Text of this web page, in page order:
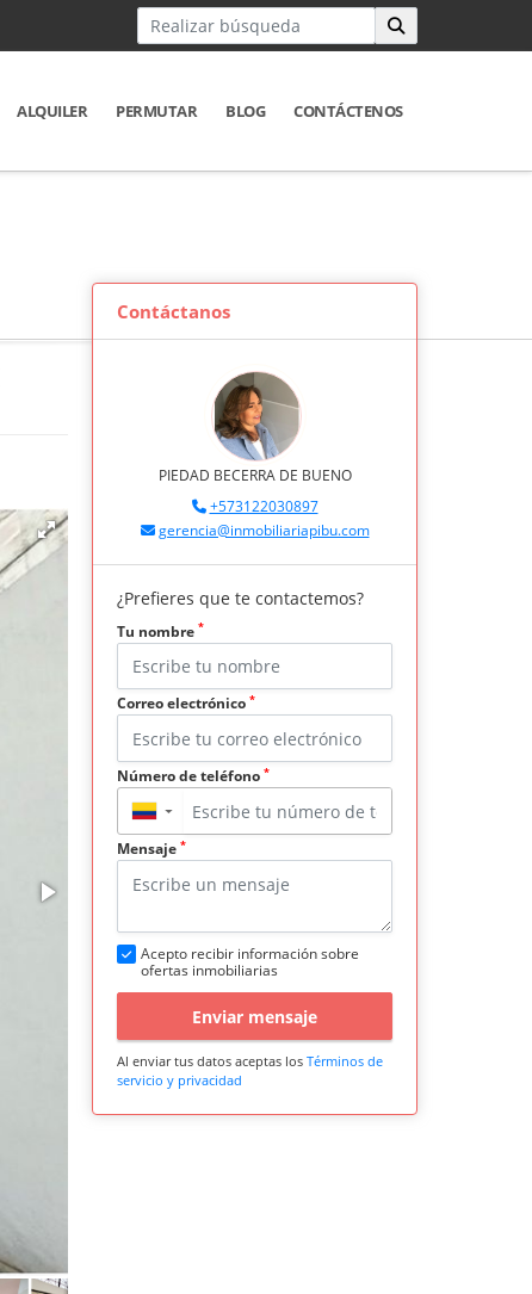
ALQUILER PERMUTAR BLOG CONTÁCTENOS
Contáctanos
PIEDAD BECERRA DE BUENO
+573122030897
gerencia@inmobiliariapibu.com
¿Prefieres que te contactemos?
Tu nombre *
Correo electrónico *
Número de teléfono *
▼
Mensaje *
Acepto recibir información sobre
ofertas inmobiliarias
Enviar mensaje
Al enviar tus datos aceptas los Términos de
servicio y privacidad